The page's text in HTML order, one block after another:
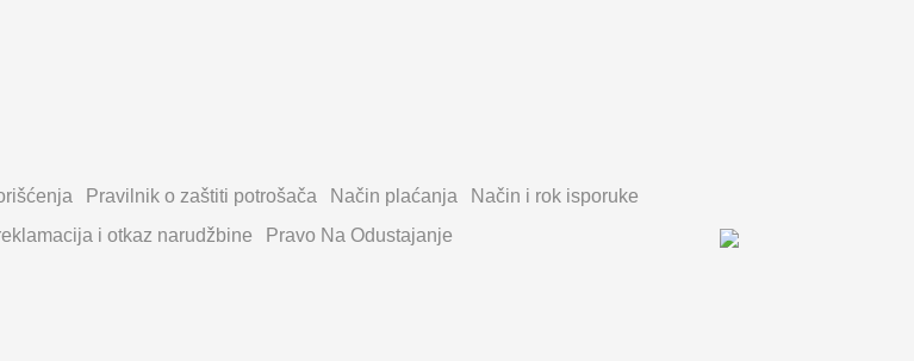
Pravilnik o zaštiti potrošača Način plaćanja
Način i rok isporuke
i otkaz narudžbine
Pravo Na Odustajanje